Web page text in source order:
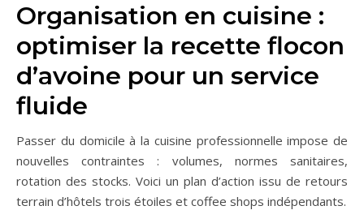
Organisation en cuisine :
optimiser la recette flocon
d’avoine pour un service
fluide
Passer du domicile à la cuisine professionnelle impose de
nouvelles contraintes : volumes, normes sanitaires,
rotation des stocks. Voici un plan d’action issu de retours
terrain d’hôtels trois étoiles et coffee shops indépendants.